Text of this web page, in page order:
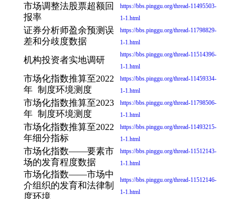
市场调整法股票超额回
报率
https://bbs.pinggu.org/thread-11495503-
1-1.html
证券分析师盈余预测误
差和分歧度数据
https://bbs.pinggu.org/thread-11798829-
1-1.html
机构投资者实地调研
https://bbs.pinggu.org/thread-11514396-
1-1.html
市场化指数推算至2022
年 制度环境测度
https://bbs.pinggu.org/thread-11459334-
1-1.html
市场化指数推算至2023
年 制度环境测度
https://bbs.pinggu.org/thread-11798506-
1-1.html
市场化指数推算至2022
年细分指标
https://bbs.pinggu.org/thread-11493215-
1-1.html
市场化指数——要素市
场的发育程度数据
https://bbs.pinggu.org/thread-11512143-
1-1.html
市场化指数——市场中
介组织的发育和法律制
度环境
https://bbs.pinggu.org/thread-11512146-
1-1.html